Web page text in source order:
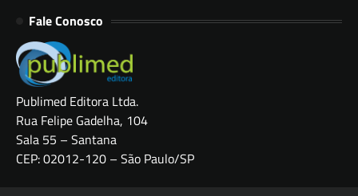
Fale Conosco
Publimed Editora Ltda.
Rua Felipe Gadelha, 104
Sala 55 – Santana
CEP: 02012-120 – São Paulo/SP